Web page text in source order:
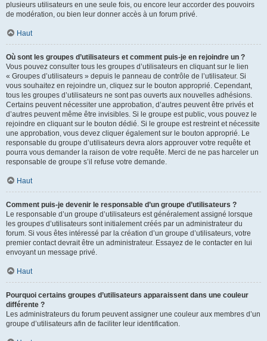
plusieurs utilisateurs en une seule fois, ou encore leur accorder des pouvoirs
de modération, ou bien leur donner accès à un forum privé.
Haut
Où sont les groupes d’utilisateurs et comment puis-je en rejoindre un ?
Vous pouvez consulter tous les groupes d’utilisateurs en cliquant sur le lien
« Groupes d’utilisateurs » depuis le panneau de contrôle de l’utilisateur. Si
vous souhaitez en rejoindre un, cliquez sur le bouton approprié. Cependant,
tous les groupes d’utilisateurs ne sont pas ouverts aux nouvelles adhésions.
Certains peuvent nécessiter une approbation, d’autres peuvent être privés et
d’autres peuvent même être invisibles. Si le groupe est public, vous pouvez le
rejoindre en cliquant sur le bouton dédié. Si le groupe est restreint et nécessite
une approbation, vous devez cliquer également sur le bouton approprié. Le
responsable du groupe d’utilisateurs devra alors approuver votre requête et
pourra vous demander la raison de votre requête. Merci de ne pas harceler un
responsable de groupe s’il refuse votre demande.
Haut
Comment puis-je devenir le responsable d’un groupe d’utilisateurs ?
Le responsable d’un groupe d’utilisateurs est généralement assigné lorsque
les groupes d’utilisateurs sont initialement créés par un administrateur du
forum. Si vous êtes intéressé par la création d’un groupe d’utilisateurs, votre
premier contact devrait être un administrateur. Essayez de le contacter en lui
envoyant un message privé.
Haut
Pourquoi certains groupes d’utilisateurs apparaissent dans une couleur
différente ?
Les administrateurs du forum peuvent assigner une couleur aux membres d’un
groupe d’utilisateurs afin de faciliter leur identification.